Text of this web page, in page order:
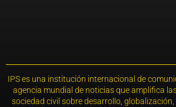
IPS es una institución internacional de
agencia mundial de noticias que amplifica
sociedad civil sobre desarrollo,